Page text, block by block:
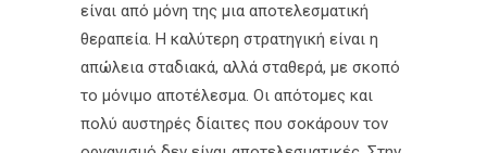
είναι από μόνη της μια αποτελεσματική
θεραπεία. Η καλύτερη στρατηγική είναι η
απώλεια σταδιακά, αλλά σταθερά, με σκοπό
το μόνιμο αποτέλεσμα. Οι απότομες και
πολύ αυστηρές δίαιτες που σοκάρουν τον